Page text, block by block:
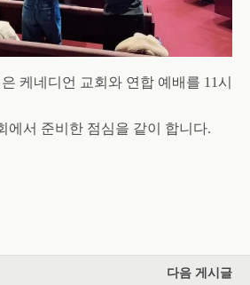
케네디언 교회와 연합 예배를 11시
에서 준비한 점심을 같이 합니다.
다음 게시글